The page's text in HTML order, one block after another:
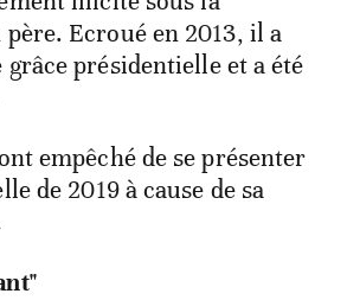
Ecroué en 2013, il a
présidentielle et a été
empêché de se présenter
de 2019 à cause de sa